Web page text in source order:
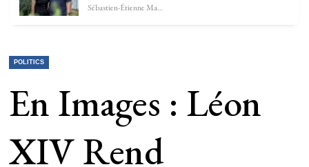
Sébastien-Étienne Marechal
POLITICS
En Images : Léon
XIV Rend